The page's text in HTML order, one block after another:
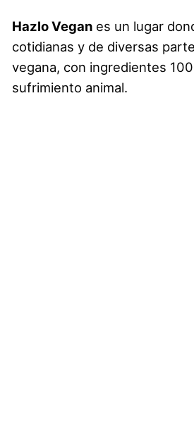
Hazlo Veganes un lugar
cotidianas y de diversas
vegana, con ingredientes
sufrimiento animal.